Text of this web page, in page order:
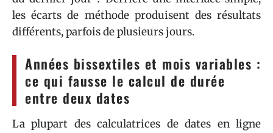
les écarts de méthode produisent des résultats
différents, parfois de plusieurs jours.
Années bissextiles et mois variables :
ce qui fausse le calcul de durée
entre deux dates
La plupart des calculatrices de dates en ligne